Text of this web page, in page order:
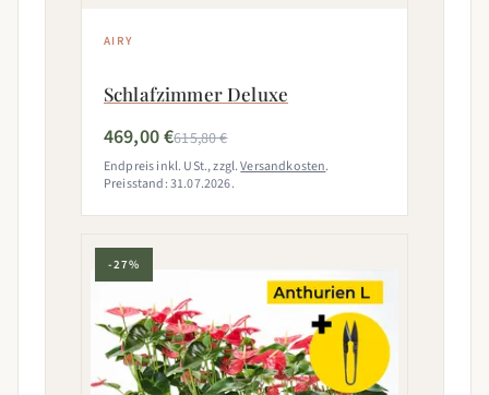
AIRY
Schlafzimmer Deluxe
469,00 €615,80 €
Endpreis inkl. USt., zzgl.Versandkosten.
Preisstand: 31.07.2026.
-27%